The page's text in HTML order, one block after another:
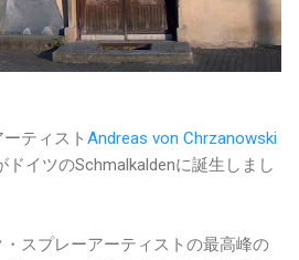
ティスト Andreas von Chrzanowski
ドイツのSchmalkaldenに誕生しまし
スプレーアーティストの最高峰の